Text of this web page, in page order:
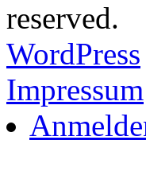
reserved.
WordPress
Impressum